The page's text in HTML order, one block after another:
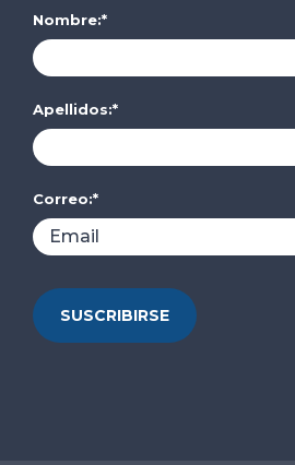
Nombre:*
Apellidos:*
Correo:*